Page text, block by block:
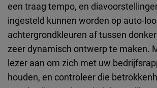
een traag tempo, en
ingesteld kunnen worden op auto-
achtergrondkleuren af tussen
zeer dynamisch ontwerp te maken.
lezer aan om zich met uw
houden, en controleer die